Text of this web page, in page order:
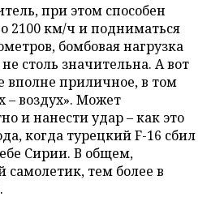
при этом способен
2100 км/ч и подниматься
бомбовая нагрузка
столь значительна. А вот
вполне приличное, в том
– воздух». Может
и нанести удар – как это
когда турецкий F-16 сбил
Сирии. В общем,
самолетик, тем более в